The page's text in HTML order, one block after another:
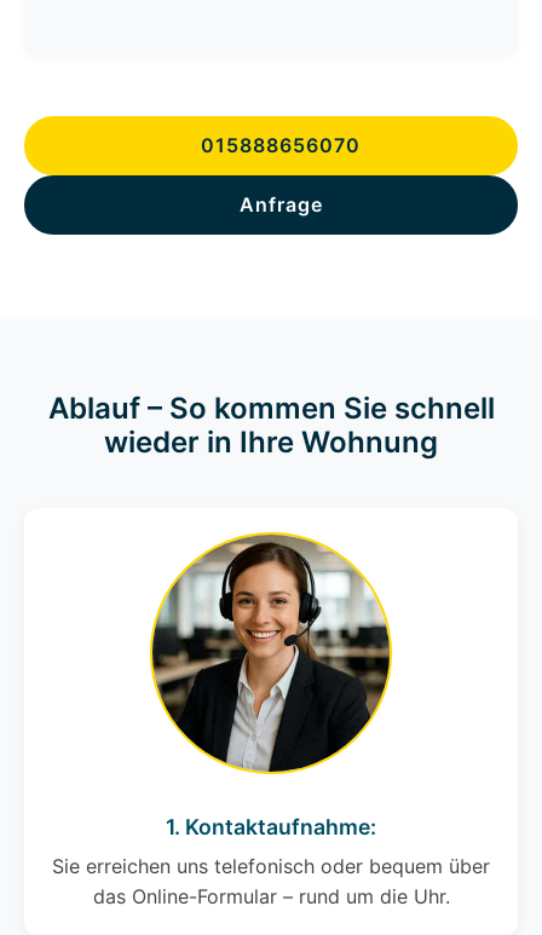
015888656070
Anfrage
Ablauf – So kommen Sie schnell
wieder in Ihre Wohnung
1. Kontaktaufnahme:
Sie erreichen uns telefonisch oder bequem über
das Online-Formular – rund um die Uhr.